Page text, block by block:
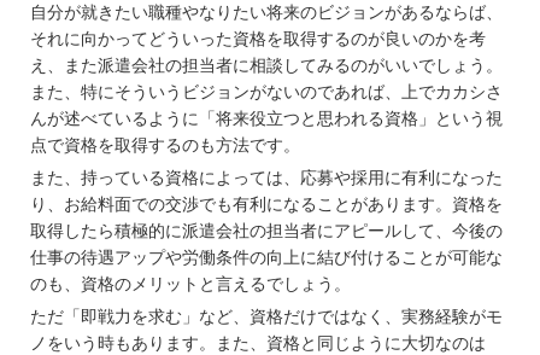
自分が就きたい職種やなりたい将来のビジョンがあるならば、
それに向かってどういった資格を取得するのが良いのかを考
え、また派遣会社の担当者に相談してみるのがいいでしょう。
また、特にそういうビジョンがないのであれば、上でカカシさ
んが述べているように「将来役立つと思われる資格」という視
点で資格を取得するのも方法です。
また、持っている資格によっては、応募や採用に有利になった
り、お給料面での交渉でも有利になることがあります。資格を
取得したら積極的に派遣会社の担当者にアピールして、今後の
仕事の待遇アップや労働条件の向上に結び付けることが可能な
のも、資格のメリットと言えるでしょう。
ただ「即戦力を求む」など、資格だけではなく、実務経験がモ
ノをいう時もあります。また、資格と同じように大切なのは